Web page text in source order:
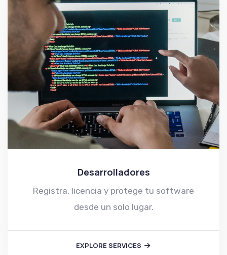
Desarrolladores
Registra, licencia y protege tu software
desde un solo lugar.
EXPLORE SERVICES